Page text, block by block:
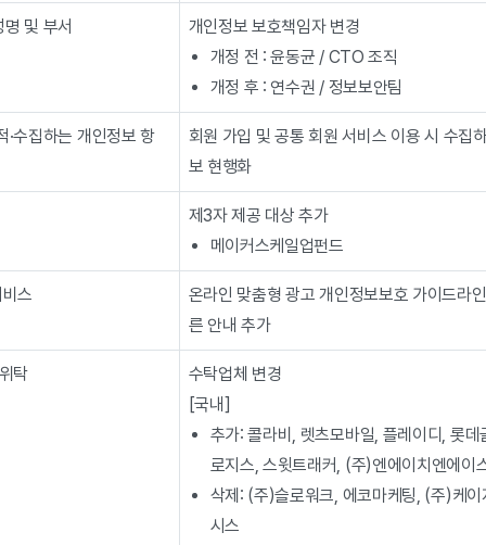
및 부서
개인정보 보호책임자 변경
개정 전 : 윤동균 / CTO 조직
개정 후 : 연수권 / 정보보안팀
·수집하는 개인정보 항
회원 가입 및 공통 회원 서비스 이용 시 수집
보 현행화
제3자 제공 대상 추가
메이커스케일업펀드
스
온라인 맞춤형 광고 개인정보보호 가이드라
른 안내 추가
탁
수탁업체 변경
[국내]
추가: 콜라비, 렛츠모바일, 플레이디, 롯데
로지스, 스윗트래커, (주)엔에이치엔에이
삭제: (주)슬로워크, 에코마케팅, (주)케이
시스